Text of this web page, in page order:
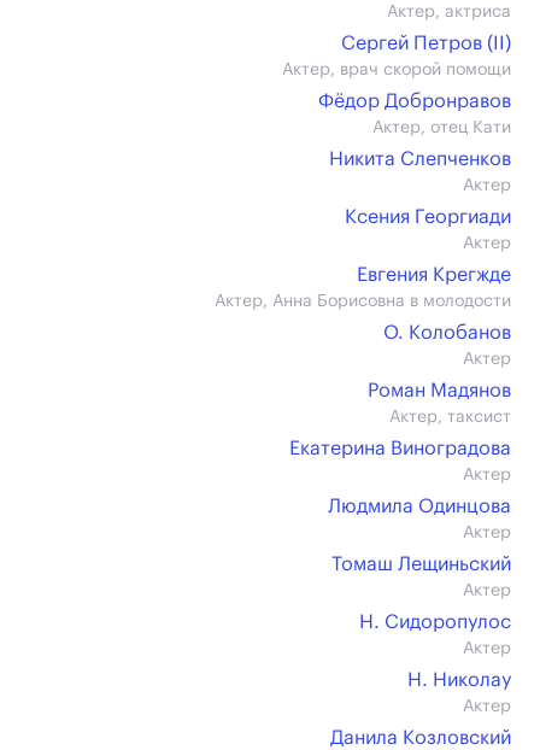
Актер, актриса
Сергей Петров (II)
Актер, врач скорой помощи
Фёдор Добронравов
Актер, отец Кати
Никита Слепченков
Актер
Ксения Георгиади
Актер
Евгения Крегжде
Актер, Анна Борисовна в молодости
О. Колобанов
Актер
Роман Мадянов
Актер, таксист
Екатерина Виноградова
Актер
Людмила Одинцова
Актер
Томаш Лещиньский
Актер
Н. Сидоропулос
Актер
Н. Николау
Актер
Данила Козловский